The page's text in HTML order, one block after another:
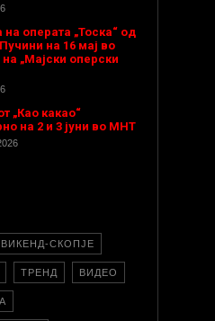
операта „Тоска“ од
на 16 мај во
„Мајски оперски
„Као какао“
на 2 и 3 јуни во МНТ
СКОПЈЕ
ТРЕНД ВИДЕО